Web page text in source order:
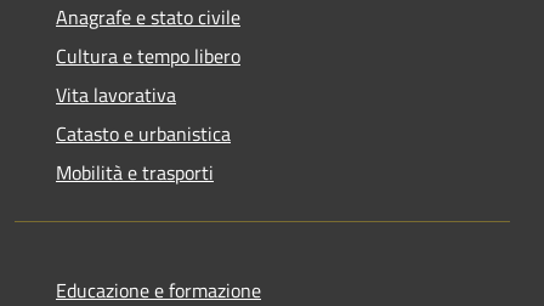
Anagrafe e stato civile
Cultura e tempo libero
Vita lavorativa
Catasto e urbanistica
Mobilità e trasporti
Educazione e formazione